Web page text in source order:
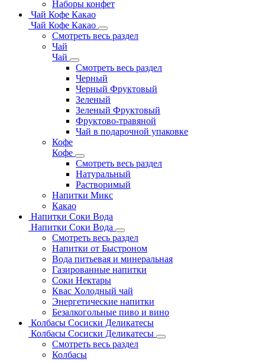
Наборы конфет
Чай Кофе Какао
Чай Кофе Какао
Смотреть весь раздел
Чай
Чай
Смотреть весь раздел
Черный
Черный Фруктовый
Зеленый
Зеленый Фруктовый
Фруктово-травяной
Чай в подарочной упаковке
Кофе
Кофе
Смотреть весь раздел
Натуральный
Растворимый
Напитки Микс
Какао
Напитки Соки Вода
Напитки Соки Вода
Смотреть весь раздел
Напитки от Быстроном
Вода питьевая и минеральная
Газированные напитки
Соки Нектары
Квас Холодный чай
Энергетические напитки
Безалкогольные пиво и вино
Колбасы Сосиски Деликатесы
Колбасы Сосиски Деликатесы
Смотреть весь раздел
Колбасы